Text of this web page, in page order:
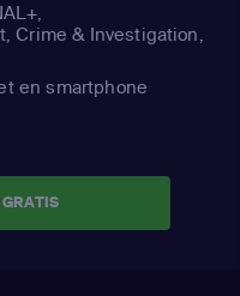
Crime & Investigation,
en smartphone